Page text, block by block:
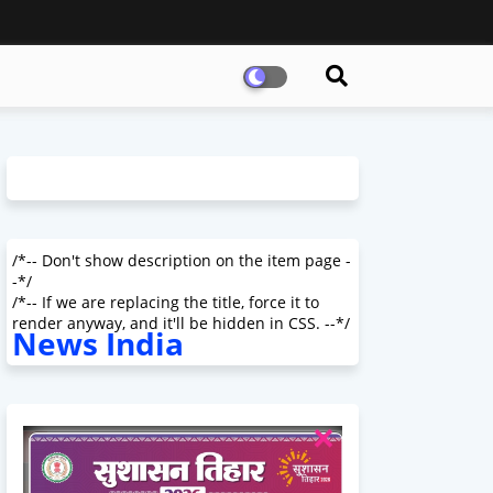
/*-- Don't show description on the item page -
-*/
/*-- If we are replacing the title, force it to
render anyway, and it'll be hidden in CSS. --*/
News India